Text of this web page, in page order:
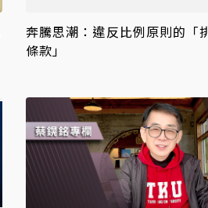
奔騰思潮：違反比例原則的「
條款」